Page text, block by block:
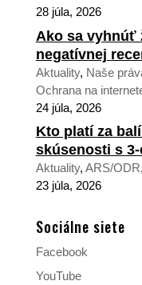
28 júla, 2026
Ako sa vyhnúť
negatívnej
Aktuality, Naše
Ochrana na
24 júla, 2026
Kto platí za
skúsenosti s
Aktuality, ARS/ODR,
23 júla, 2026
Sociálne siete
Facebook
YouTube